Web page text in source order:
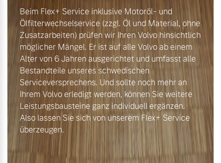
Beim Flex+ Service inklusive Motoröl- und
Ölfilterwechselservice (zzgl. Öl und Material, ohne
Zusatzarbeiten) prüfen wir Ihren Volvo hinsichtlich
möglicher Mängel. Er ist auf alle Volvo ab einem
Alter von 6 Jahren ausgerichtet und umfasst alle
Bestandteile unseres schwedischen
Serviceversprechens. Und sollte noch mehr an
Ihrem Volvo erledigt werden, können Sie weitere
Leistungsbausteine ganz individuell ergänzen.
Also lassen Sie sich von unserem Flex+ Service
überzeugen.